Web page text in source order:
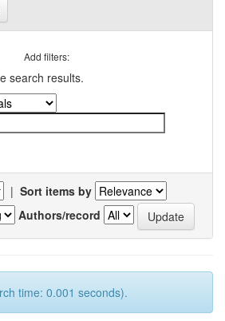
Add filters:
search results.
| Sort items by
Authors/record
time: 0.001 seconds).